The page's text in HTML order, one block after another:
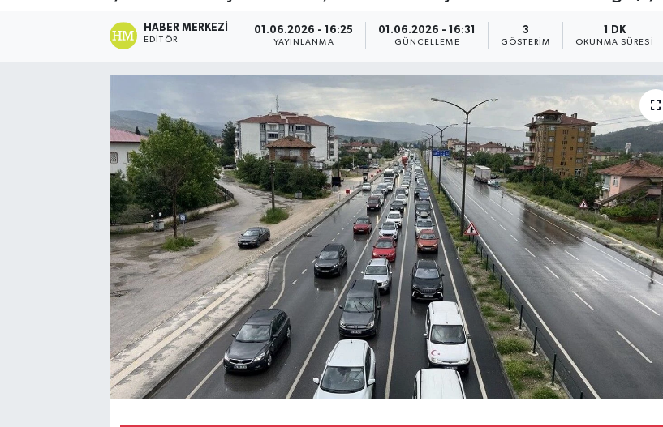
HABER MERKEZI
EDITÖR
01.06.2026 - 16:25
YAYINLANMA
01.06.2026 - 16:31
GÜNCELLEME
3
GÖSTERIM
1 DK
OKUNMA SÜRESI